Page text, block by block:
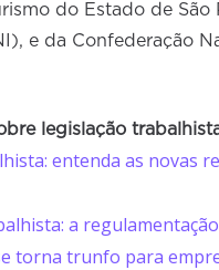
do Estado de
e da Confederação
legislação
entenda as novas
a
torna trunfo para